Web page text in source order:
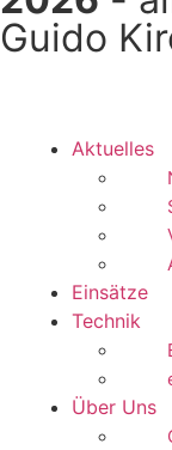
Guido
Aktuelles
Einsätze
Technik
Über Uns